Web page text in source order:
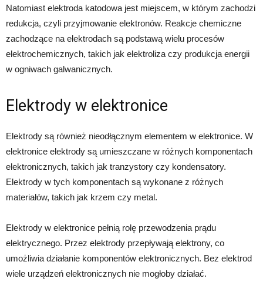
Natomiast elektroda katodowa jest miejscem, w którym zachodzi
redukcja, czyli przyjmowanie elektronów. Reakcje chemiczne
zachodzące na elektrodach są podstawą wielu procesów
elektrochemicznych, takich jak elektroliza czy produkcja energii
w ogniwach galwanicznych.
Elektrody w elektronice
Elektrody są również nieodłącznym elementem w elektronice. W
elektronice elektrody są umieszczane w różnych komponentach
elektronicznych, takich jak tranzystory czy kondensatory.
Elektrody w tych komponentach są wykonane z różnych
materiałów, takich jak krzem czy metal.
Elektrody w elektronice pełnią rolę przewodzenia prądu
elektrycznego. Przez elektrody przepływają elektrony, co
umożliwia działanie komponentów elektronicznych. Bez elektrod
wiele urządzeń elektronicznych nie mogłoby działać.